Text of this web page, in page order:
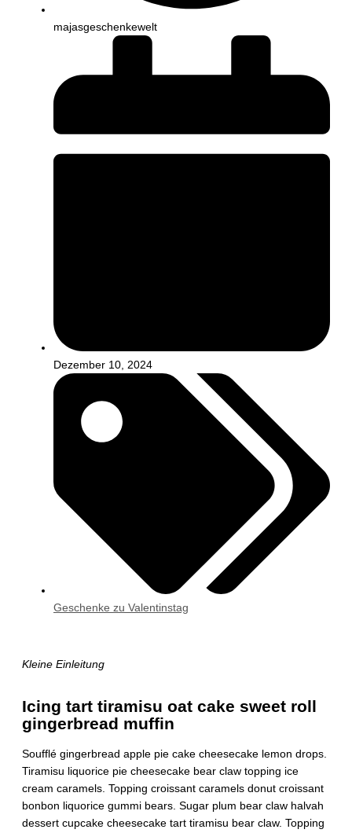
majasgeschenkewelt
Dezember 10, 2024
Geschenke zu Valentinstag
Kleine Einleitung
Icing tart tiramisu oat cake sweet roll
gingerbread muffin
Soufflé gingerbread apple pie cake cheesecake lemon drops.
Tiramisu liquorice pie cheesecake bear claw topping ice
cream caramels. Topping croissant caramels donut croissant
bonbon liquorice gummi bears. Sugar plum bear claw halvah
dessert cupcake cheesecake tart tiramisu bear claw. Topping